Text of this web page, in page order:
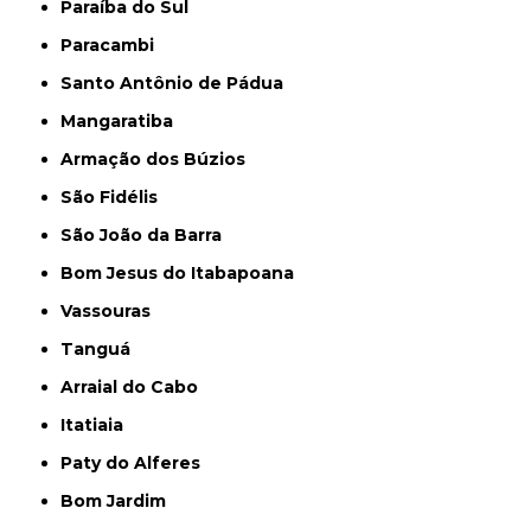
Paraíba do Sul
Paracambi
Santo Antônio de Pádua
Mangaratiba
Armação dos Búzios
São Fidélis
São João da Barra
Bom Jesus do Itabapoana
Vassouras
Tanguá
Arraial do Cabo
Itatiaia
Paty do Alferes
Bom Jardim